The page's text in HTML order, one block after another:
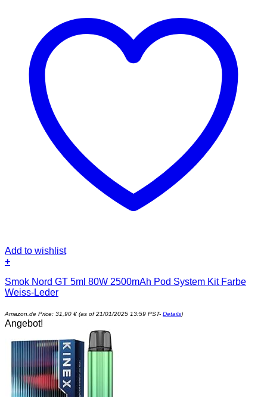
Add to wishlist
+
Smok Nord GT 5ml 80W 2500mAh Pod System Kit Farbe
Weiss-Leder
Amazon.de Price: 31,90 € (as of 21/01/2025 13:59 PST- Details)
Angebot!